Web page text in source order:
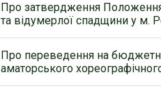
Про затвердження Положення
та відумерлої спадщини у м.
Про переведення на
аматорського